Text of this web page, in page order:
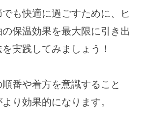
も快適に過ごすために、ヒ
保温効果を最大限に引き出
実践してみましょう！
番や着方を意識すること
り効果的になります。